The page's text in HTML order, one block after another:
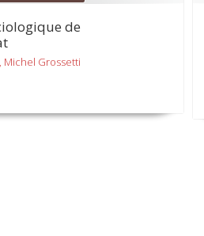
de
Michel Grossetti